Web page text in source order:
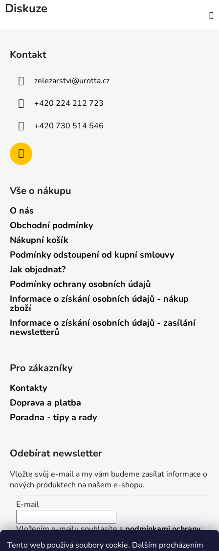
Tento web používá soubory cookie. Dalším procházením
Diskuze
Kontakt
zelezarstvi@urotta.cz
+420 224 212 723
+420 730 514 546
Vše o nákupu
O nás
Obchodní podmínky
Nákupní košík
Podmínky odstoupení od kupní smlouvy
Jak objednat?
Podmínky ochrany osobních údajů
Informace o získání osobních údajů - nákup
zboží
Informace o získání osobních údajů - zasílání
newsletterů
Pro zákazníky
Kontakty
Doprava a platba
Poradna - tipy a rady
Odebírat newsletter
Vložte svůj e-mail a my vám budeme zasílat informace o
nových produktech na našem e-shopu.
E-mail
Vložením e-mailu souhlasíte spodmínkami ochrany
osobních údajů